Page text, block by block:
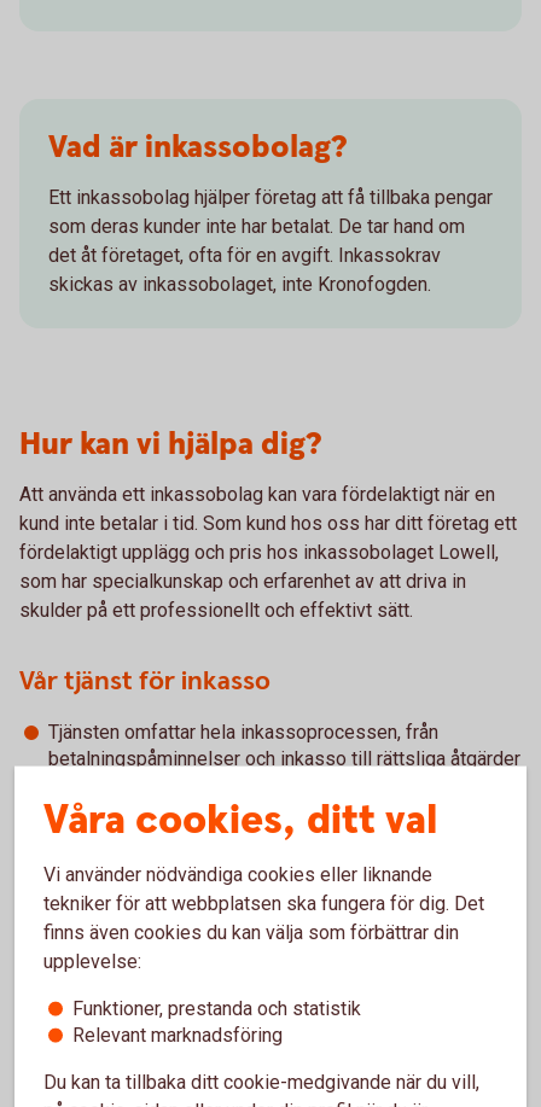
Vad är inkassobolag?
Ett inkassobolag hjälper företag att få tillbaka pengar
som deras kunder inte har betalat. De tar hand om
det åt företaget, ofta för en avgift. Inkassokrav
skickas av inkassobolaget, inte Kronofogden.
Hur kan vi hjälpa dig?
Att använda ett inkassobolag kan vara fördelaktigt när en
kund inte betalar i tid. Som kund hos oss har ditt företag ett
fördelaktigt upplägg och pris hos inkassobolaget Lowell,
som har specialkunskap och erfarenhet av att driva in
skulder på ett professionellt och effektivt sätt.
Vår tjänst för inkasso
Tjänsten omfattar hela inkassoprocessen, från
betalningspåminnelser och inkasso till rättsliga åtgärder
Med hjälp av individuella lösningar som passar kunden
betalas fakturorna snabbare.
Med ett enkelt webbverktyg får du och ditt företag
tillgång till rapporter på detaljnivå och kan
ha direktkontakt med en rådgivare om du behöver hjälp.
Erbjudande till dig som är kund
hos oss
Våra cookies, ditt val
Vi använder nödvändiga cookies eller liknande
tekniker för att webbplatsen ska fungera för dig. Det
finns även cookies du kan välja som förbättrar din
upplevelse:
Funktioner, prestanda och statistik
Relevant marknadsföring
Du kan ta tillbaka ditt cookie-medgivande när du vill,